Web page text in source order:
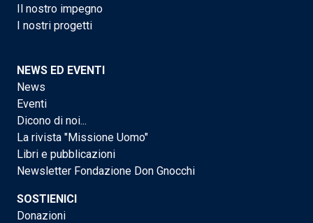
Il nostro impegno
I nostri progetti
NEWS ED EVENTI
News
Eventi
Dicono di noi...
La rivista "Missione Uomo"
Libri e pubblicazioni
Newsletter Fondazione Don Gnocchi
SOSTIENICI
Donazioni